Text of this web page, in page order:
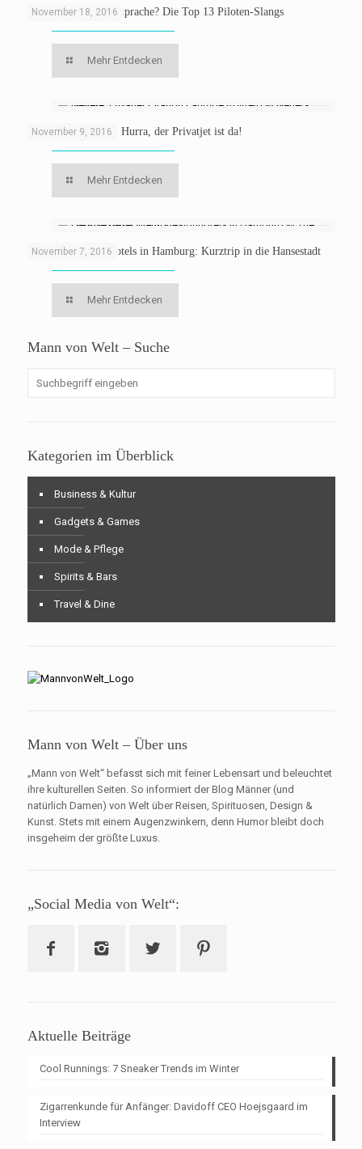
November 18, 2016
Verstehst Du Fliegersprache? Die Top 13 Piloten-Slangs
Mehr Entdecken
November 9, 2016
Fliegen mit Netjets: Hurra, der Privatjet ist da!
Mehr Entdecken
November 7, 2016
Die besten Designhotels in Hamburg: Kurztrip in die Hansestadt
Mehr Entdecken
Mann von Welt – Suche
Kategorien im Überblick
Business & Kultur
Gadgets & Games
Mode & Pflege
Spirits & Bars
Travel & Dine
Mann von Welt – Über uns
„Mann von Welt“ befasst sich mit feiner Lebensart und beleuchtet
ihre kulturellen Seiten. So informiert der Blog Männer (und
natürlich Damen) von Welt über Reisen, Spirituosen, Design &
Kunst. Stets mit einem Augenzwinkern, denn Humor bleibt doch
insgeheim der größte Luxus.
„Social Media von Welt“:
Aktuelle Beiträge
Cool Runnings: 7 Sneaker Trends im Winter
Zigarrenkunde für Anfänger: Davidoff CEO Hoejsgaard im
Interview